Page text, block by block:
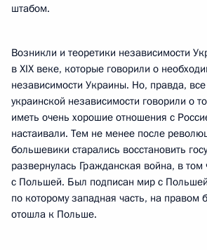
штабом.
Возникли и теоретики независимости
в XIX веке, которые говорили о
независимости Украины. Но, правда, все
украинской независимости говорили о
иметь очень хорошие отношения с
настаивали. Тем не менее после
большевики старались восстановить
развернулась Гражданская война, в том
с Польшей. Был подписан мир с
по которому западная часть, на правом
отошла к Польше.